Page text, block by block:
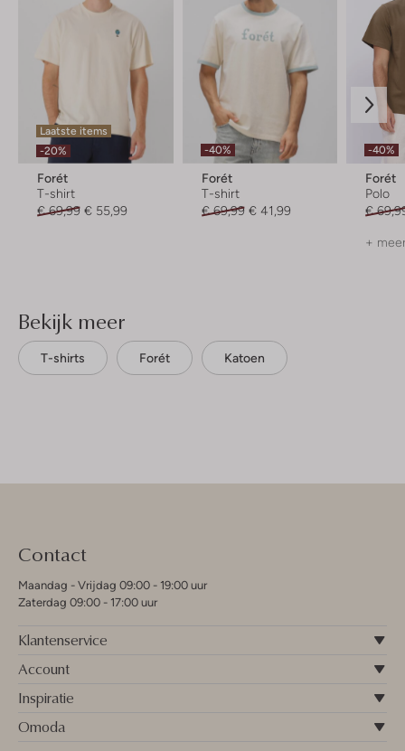
Laatste items
-20%
Forét
T-shirt
€ 69,99 € 55,99
-40%
Forét
T-shirt
€ 69,99 € 41,99
-40%
Forét
Polo
€
+
Bekijk meer
T-shirts Forét Katoen
Contact
Maandag - Vrijdag 09:00 - 19:00 uur
Zaterdag 09:00 - 17:00 uur
Klantenservice
Account
Inspiratie
Omoda